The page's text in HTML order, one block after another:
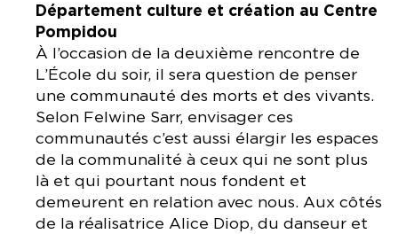
Département culture et création au Centre
Pompidou
À l’occasion de la deuxième rencontre de
L’École du soir, il sera question de penser
une communauté des morts et des vivants.
Selon Felwine Sarr, envisager ces
communautés c’est aussi élargir les espaces
de la communalité à ceux qui ne sont plus
là et qui pourtant nous fondent et
demeurent en relation avec nous. Aux côtés
de la réalisatrice Alice Diop, du danseur et